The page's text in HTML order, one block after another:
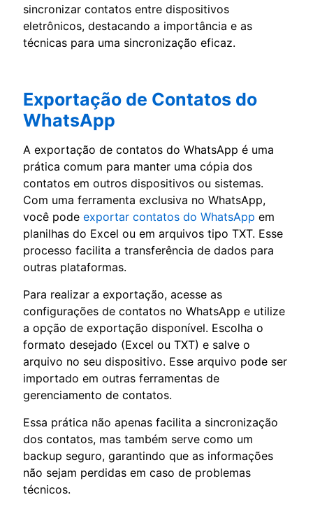
sincronizar contatos entre dispositivos
eletrônicos, destacando a importância e as
técnicas para uma sincronização eficaz.
Exportação de Contatos do
WhatsApp
A exportação de contatos do WhatsApp é uma
prática comum para manter uma cópia dos
contatos em outros dispositivos ou sistemas.
Com uma ferramenta exclusiva no WhatsApp,
você pode exportar contatos do WhatsApp em
planilhas do Excel ou em arquivos tipo TXT. Esse
processo facilita a transferência de dados para
outras plataformas.
Para realizar a exportação, acesse as
configurações de contatos no WhatsApp e utilize
a opção de exportação disponível. Escolha o
formato desejado (Excel ou TXT) e salve o
arquivo no seu dispositivo. Esse arquivo pode ser
importado em outras ferramentas de
gerenciamento de contatos.
Essa prática não apenas facilita a sincronização
dos contatos, mas também serve como um
backup seguro, garantindo que as informações
não sejam perdidas em caso de problemas
técnicos.